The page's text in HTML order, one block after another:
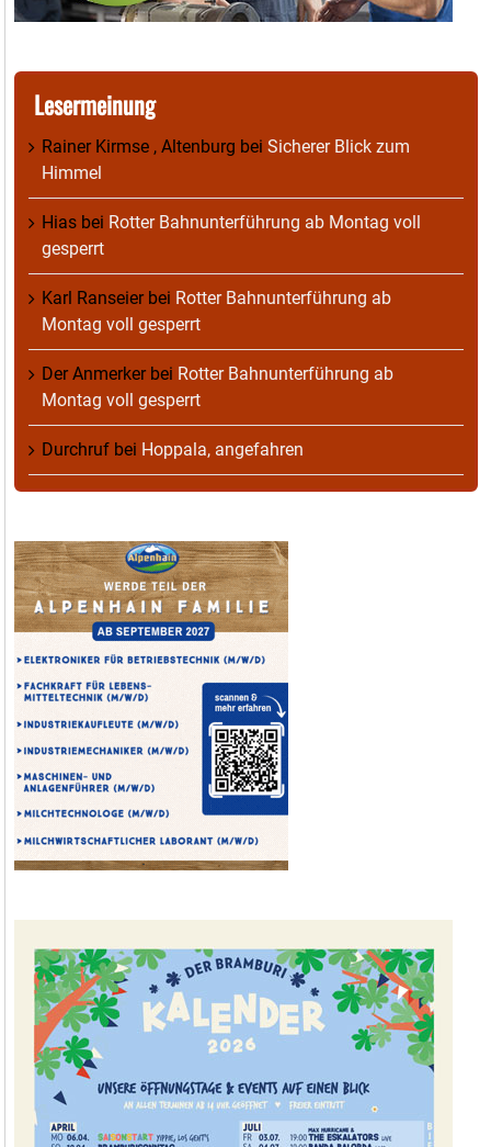
Lesermeinung
Rainer Kirmse , Altenburg bei Sicherer Blick zum
Himmel
Hias bei Rotter Bahnunterführung ab Montag voll
gesperrt
Karl Ranseierbei Rotter Bahnunterführung ab
Montag voll gesperrt
Der Anmerkerbei Rotter Bahnunterführung ab
Montag voll gesperrt
Durchruf bei Hoppala, angefahren